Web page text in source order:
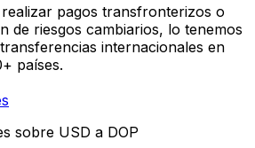
realizar pagos transfronterizos o
de riesgos cambiarios, lo tenemos
internacionales en
países.
sobre USD a DOP